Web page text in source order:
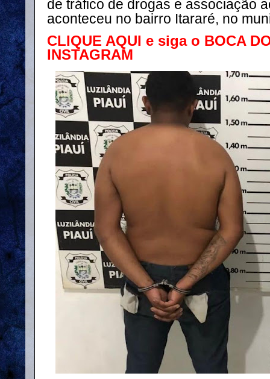
de tráfico de drogas e associação
aconteceu no bairro Itararé, no
CLIQUE AQUI e siga o BOCA
INSTAGRAM